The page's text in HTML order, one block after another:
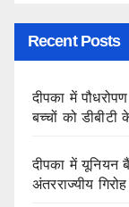
Recent Posts
दीपका में
बच्चों को डीबीटी
दीपका में यूनियन
अंतरराज्यीय